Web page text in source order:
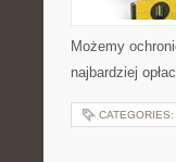
Możemy
najbardziej
CATEGORIES: